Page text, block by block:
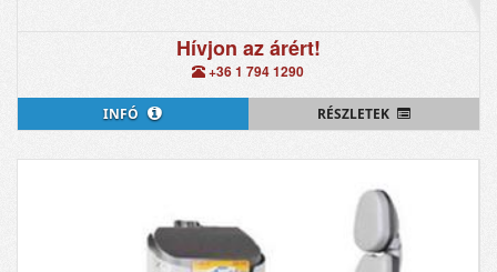
Hívjon az árért!
+36 1 794 1290
RÉSZLETEK
INFÓ